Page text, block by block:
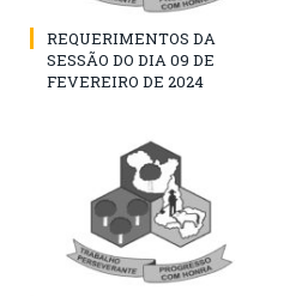
REQUERIMENTOS DA
SESSÃO DO DIA 09 DE
FEVEREIRO DE 2024